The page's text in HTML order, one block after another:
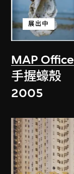
MAP Office
展出中
手握蠔殼
2005